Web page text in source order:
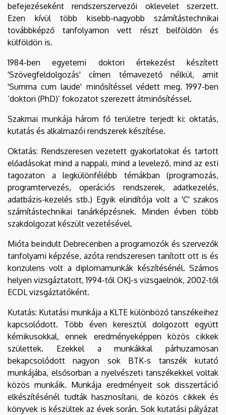
befejezéseként rendszerszervezői oklevelet szerzett.
Ezen kívül több kisebb-nagyobb számítástechnikai
továbbképző tanfolyamon vett részt belföldön és
külföldön is.
1984-ben egyetemi doktori értekezést készített
'Szövegfeldolgozás' címen témavezető nélkül, amit
'Summa cum laude' minősítéssel védett meg. 1997-ben
’doktori (PhD)’ fokozatot szerezett átminősítéssel.
Szakmai munkája három fő területre terjedt ki: oktatás,
kutatás és alkalmazói rendszerek készítése.
Oktatás: Rendszeresen vezetett gyakorlatokat és tartott
előadásokat mind a nappali, mind a levelező, mind az esti
tagozaton a legkülönfélébb témákban (programozás,
programtervezés, operációs rendszerek, adatkezelés,
adatbázis-kezelés stb.) Egyik elindítója volt a 'C' szakos
számítástechnikai tanárképzésnek. Minden évben több
szakdolgozat készült vezetésével.
Mióta beindult Debrecenben a programozók és szervezők
tanfolyami képzése, azóta rendszeresen tanított ott is és
konzulens volt a diplomamunkák készítésénél. Számos
helyen vizsgáztatott, 1994-től OKJ-s vizsgaelnök, 2002-től
ECDL vizsgáztatóként.
Kutatás: Kutatási munkája a KLTE különböző tanszékeihez
kapcsolódott. Több éven keresztül dolgozott együtt
kémikusokkal, ennek eredményeképpen közös cikkek
születtek. Ezekkel a munkákkal párhuzamosan
bekapcsolódott nagyon sok BTK-s tanszék kutató
munkájába, elsősorban a nyelvészeti tanszékekkel voltak
közös munkáik. Munkája eredményeit sok disszertáció
elkészítésénél tudták hasznosítani, de közös cikkek és
könyvek is készültek az évek során. Sok kutatási pályázat